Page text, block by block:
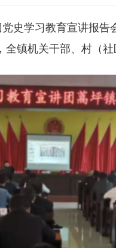
史学习教育宣讲报
镇机关干部、村（社